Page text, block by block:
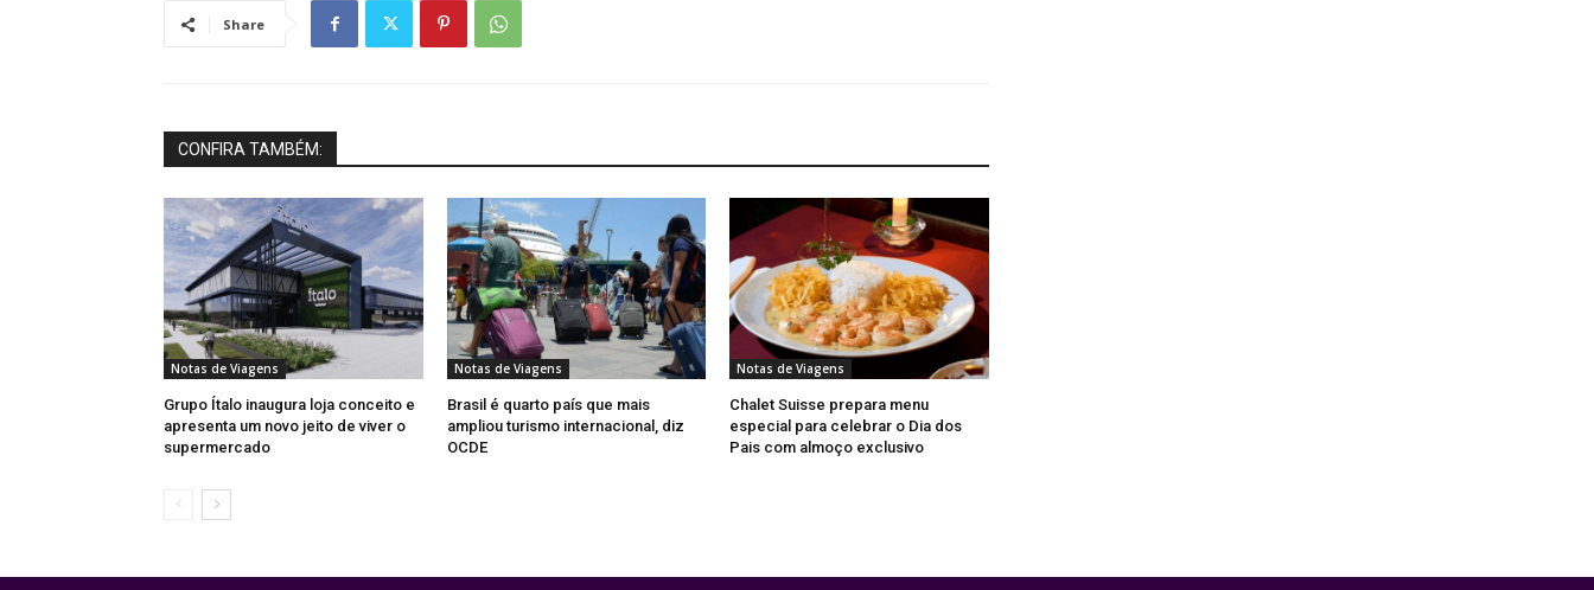
Share
CONFIRA TAMBÉM:
Notas de Viagens
Grupo Ítalo inaugura loja conceito e
apresenta um novo jeito de viver o
supermercado
Notas de Viagens
Brasil é quarto país que mais
ampliou turismo internacional, diz
OCDE
Notas de Viagens
Chalet Suisse prepara menu
especial para celebrar o Dia dos
Pais com almoço exclusivo